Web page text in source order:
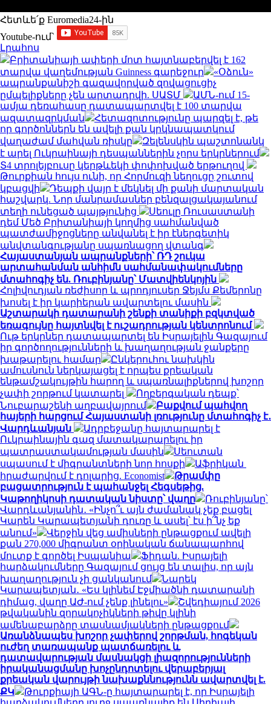
Հետևե՛ք Euromedia24-ին
Youtube-ում`
Լրահոս
Բրիտանիայի ափերի մոտ հայտնաբերվել է 162
տարվա վաղեմության Guinness գարեջուր
«Օձուն»
ապրանքանիշի գազավորված զովացուցիչ
ըմպելիքները չեն արտադրվի. ՍԱՏՄ
ԱՄՆ-ում 15-
ամյա դեռահասը դատապարտվել է 100 տարվա
ազատազրկման
Հետազոտությունը պարզել է, թե
որ գործոններն են ավելի քան կրկնապատկում
վաղաժամ մահվան ռիսկը
Զելենսկին պաշտոնանկ
է արել Ուկրաինայի դեսպաններին չորս երկրներում
Տ4 տրոլեյբուսը կերթևեկի փոփոխված երթուղով
Թուրքիան հույս ունի, որ Հորմուզի նեղուցը շուտով
կբացվի
Դեպքի վայր է մեկնել մի քանի մարտական
հաշվարկ. Նոր մանրամասներ բենզալցակայանում
տեղի ունեցած պայթյունից
Սեուլը Ռուսաստանի
դեմ Մեծ Բրիտանիայի կողմից սահմանված
պատժամիջոցները անվանել է իր էներգետիկ
անվտանգությանը սպառնացող վտանգ
Հայաստանյան ապրանքների՝ ՌԴ շուկա
արտահանման անհիմն սահմանափակումները
մտահոգիչ են. Ռուբինյանը՝ Մատվիենկոյին
Հոլիվուդյան ռեժիսոր և պրոդյուսեր Ջեյմս Քեմերոնը
խոսել է իր կարիերան ավարտելու մասին
Աշտարակի դատարանի շենքի տանիքի բզկտված
եռագույնը հայտնվել է ուշադրության կենտրոնում
Ութ երկրներ դատապարտել են Իսրայելին Գազայում
իր գործողությունների և խաղաղության ջանքերը
խաթարելու համար
Ընկերուհու նախկին
ամուսնուն ներկայացել է որպես քրեական
ենթամշակույթին հարող և սպառնալիքներով խոշոր
չափի շորթում կատարել
Ողբերգական դեպք՝
Նուբարաշենի աղբավայրում
Բաքվում պահվող
հայերի հարցում Հայաստանի լռությունը մտահոգիչ է․
Վարդևանյան
Ադրբեջանը հայտարարել է
Ուկրաինային գազ մատակարարելու իր
պատրաստակամության մասին
Սեուտան
սպասում է միգրանտների նոր հոսքի
Աֆրիկան ​​
հրաժարվում է դոլարից. Economist
Թրամփը
բացատրություն է պահանջել Հեգսեթից.
Կաթողիկոսի դատական նիստը՝ վաղը
Ռուբինյանը՝
Վարդևանյանին․ «Ինչո՞ւ այն ժամանակ չեք բացել
Կարեն Կարապետյանի դուռը և ասել՝ էս ի՞նչ եք
անում»
Վերջին վեց ամիսների ընթացքում ավելի
քան 270,000 միգրանտ օրինական ճանապարհով
մուտք է գործել Իսպանիա
Ֆիդան. Իսրայելի
հարձակումները Գազայում ցույց են տալիս, որ այն
խաղաղություն չի ցանկանում
Նարեկ
Կարապետյան․ «Ես կլինեմ Էջմիածնի դատարանի
դիմաց, վաղը ԱԺ-ում չենք լինելու»
Շվեդիայում 2026
թվականին զորակոչիկների թիվը կլինի
ամենաբարձրը տասնամյակների ընթացքում
Առանձնապես խոշոր չափերով շորթման, հոգեկան
ուժեղ տառապանք պատճառելու և
դատավարության մասնակցի լիազորությունների
իրականացմանը խոչընդոտելու վերաբերյալ
քրեական վարույթի նախաքննությունն ավարտվել է.
ՔԿ
Թուրքիայի ԱԳՆ-ը հայտարարել է, որ Իսրայելի